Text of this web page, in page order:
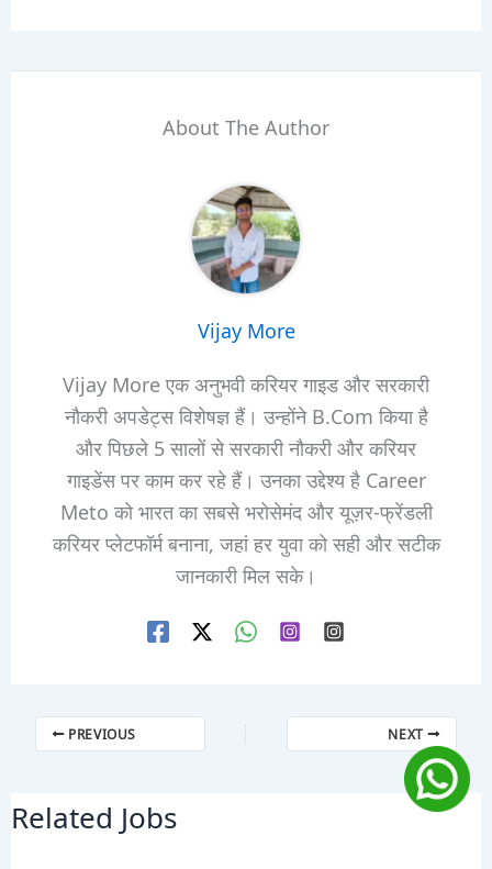
About The Author
Vijay More
Vijay More एक अनुभवी करियर गाइड और सरकारी
नौकरी अपडेट्स विशेषज्ञ हैं। उन्होंने B.Com किया है
और पिछले 5 सालों से सरकारी नौकरी और करियर
गाइडेंस पर काम कर रहे हैं। उनका उद्देश्य है Career
Meto को भारत का सबसे भरोसेमंद और यूज़र-फ्रेंडली
करियर प्लेटफॉर्म बनाना, जहां हर युवा को सही और सटीक
जानकारी मिल सके।
PREVIOUS NEXT
Related Jobs